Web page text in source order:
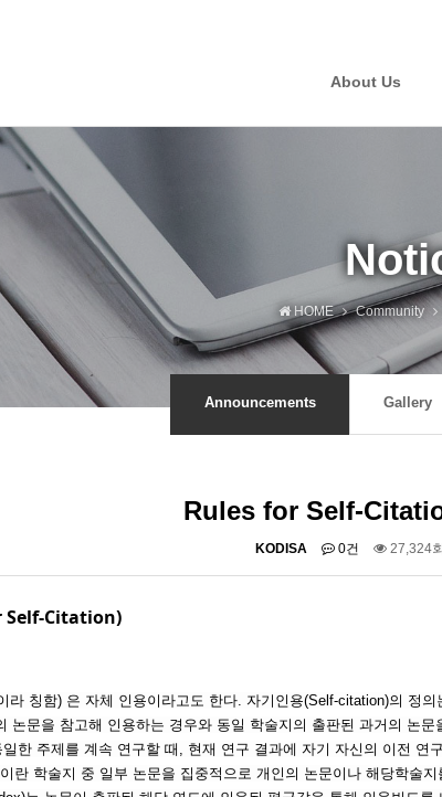
About Us
HOME Community
Announcements Gallery
Rules for Self-
KODISA 0건 27,324회
Self-Citation)
라 칭함) 은 자체 인용이라고도 한다. 자기인용(Self-citation)의 정
논문을 참고해 인용하는 경우와 동일 학술지의 출판된 과거의 논
한 주제를 계속 연구할 때, 현재 연구 결과에 자기 자신의 이전 연
란 학술지 중 일부 논문을 집중적으로 개인의 논문이나 해당학술